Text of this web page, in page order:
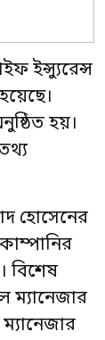
ইন্স্যুরেন্স
হয়।
হোসেনের
বিশেষ
ম্যানেজার